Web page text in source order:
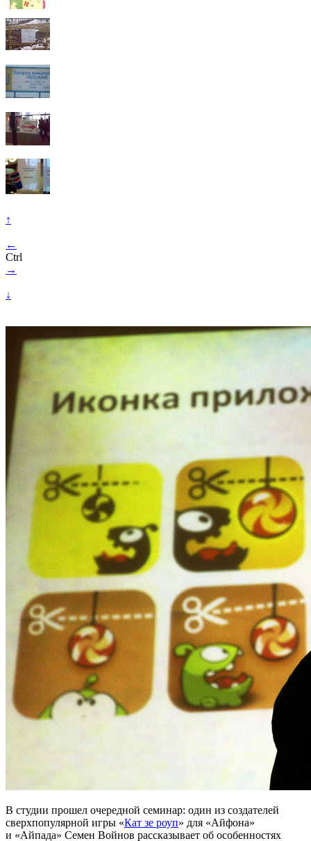
↑
←
Ctrl
→
↓
В студии прошел очередной семинар: один из создателей
сверхпопулярной игры «Кат зе роуп» для «Айфона»
и «Айпада» Семен Войнов рассказывает об особенностях